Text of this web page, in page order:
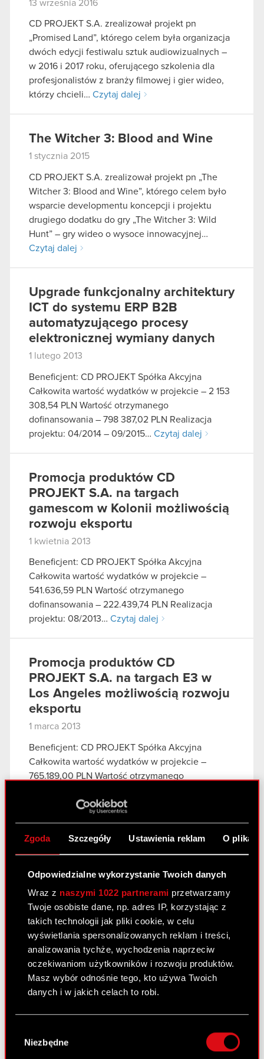
Zgoda Szczegóły Ustawienia reklam O
Odpowiedzialne wykorzystanie Twoich danych
Wraz z naszymi 1022 partnerami przetwarzamy
Twoje osobiste dane, np. adres IP, korzystając z
takich technologii jak pliki cookie, w celu
wyświetlania spersonalizowanych reklam i treści,
analizowania tychże, wychodzenia naprzeciw
oczekiwaniom użytkowników i rozwoju produktów.
Masz wybór odnośnie tego, kto używa Twoich
danych i w jakich celach to robi.
lokalizacji geograficznej z dokładnością nawet
zgody
Niezbędne
13 września 2016
CD PROJEKT S.A. zrealizował projekt pn
„Promised Land”, którego celem była organizacja
dwóch edycji festiwalu sztuk audiowizualnych –
w 2016 i 2017 roku, oferującego szkolenia dla
profesjonalistów z branży filmowej i gier wideo,
którzy chcieli… Czytaj dalej
The Witcher 3: Blood and Wine
1 stycznia 2015
CD PROJEKT S.A. zrealizował projekt pn „The
Witcher 3: Blood and Wine”, którego celem było
wsparcie developmentu koncepcji i projektu
drugiego dodatku do gry „The Witcher 3: Wild
Hunt” – gry wideo o wysoce innowacyjnej…
Czytaj dalej
Upgrade funkcjonalny architektury
ICT do systemu ERP B2B
automatyzującego procesy
elektronicznej wymiany danych
1 lutego 2013
Beneficjent: CD PROJEKT Spółka Akcyjna
Całkowita wartość wydatków w projekcie – 2 153
308,54 PLN Wartość otrzymanego
dofinansowania – 798 387,02 PLN Realizacja
projektu: 04/2014 – 09/2015… Czytaj dalej
Promocja produktów CD
PROJEKT S.A. na targach
gamescom w Kolonii możliwością
rozwoju eksportu
1 kwietnia 2013
Beneficjent: CD PROJEKT Spółka Akcyjna
Całkowita wartość wydatków w projekcie –
541.636,59 PLN Wartość otrzymanego
dofinansowania – 222.439,74 PLN Realizacja
projektu: 08/2013… Czytaj dalej
Promocja produktów CD
PROJEKT S.A. na targach E3 w
Los Angeles możliwością rozwoju
eksportu
1 marca 2013
Beneficjent: CD PROJEKT Spółka Akcyjna
Całkowita wartość wydatków w projekcie –
765.189,00 PLN Wartość otrzymanego
projektu: 06/2013…Czytaj dalej
przyznanego dofinansowania – 150.000,00 EUR
Udział w międzynarodowych
CD Projekt RED Sp. z o.o. oraz
możliwością promocji nowych
technologii i produktów z